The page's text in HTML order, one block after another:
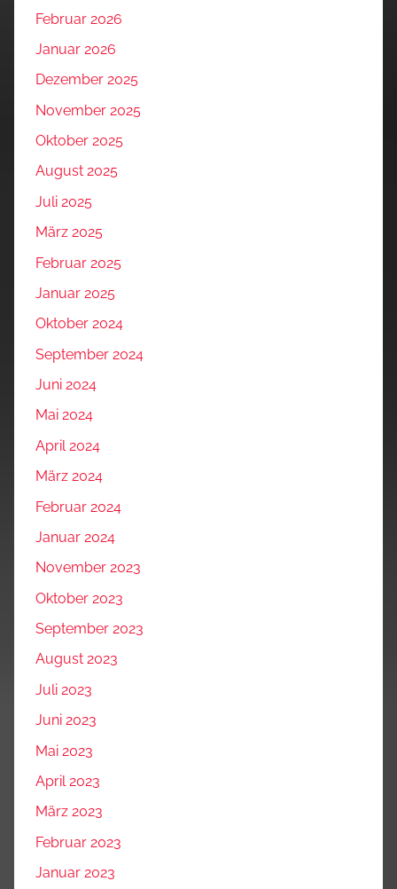
Februar 2026
Januar 2026
Dezember 2025
November 2025
Oktober 2025
August 2025
Juli 2025
März 2025
Februar 2025
Januar 2025
Oktober 2024
September 2024
Juni 2024
Mai 2024
April 2024
März 2024
Februar 2024
Januar 2024
November 2023
Oktober 2023
September 2023
August 2023
Juli 2023
Juni 2023
Mai 2023
April 2023
März 2023
Februar 2023
Januar 2023